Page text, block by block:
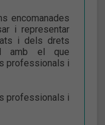
encomanades
i representar
i dels drets
amb el que
professionals i
professionals i